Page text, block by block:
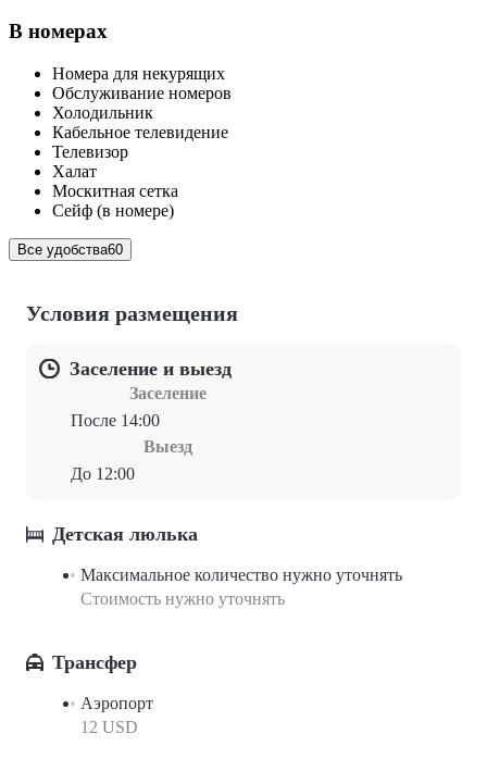
В номерах
Номера для некурящих
Обслуживание номеров
Холодильник
Кабельное телевидение
Телевизор
Халат
Москитная сетка
Сейф (в номере)
Все удобства60
Условия размещения
Заселение и выезд
Заселение
После 14:00
Выезд
До 12:00
Детская люлька
Максимальное количество нужно уточнять
Стоимость нужно уточнять
Трансфер
Аэропорт
12 USD